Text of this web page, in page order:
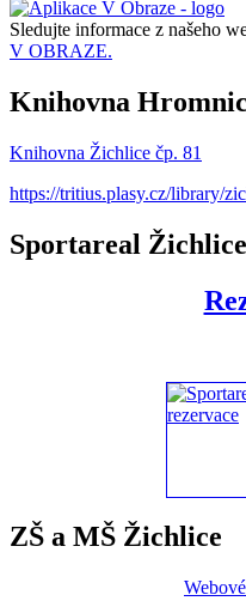
Sledujte informace z našeho
V OBRAZE.
Knihovna
Knihovna Žichlice čp. 81
https://tritius.plasy.cz/library/
Sportareal Žichlice
ZŠ a MŠ Žichlice